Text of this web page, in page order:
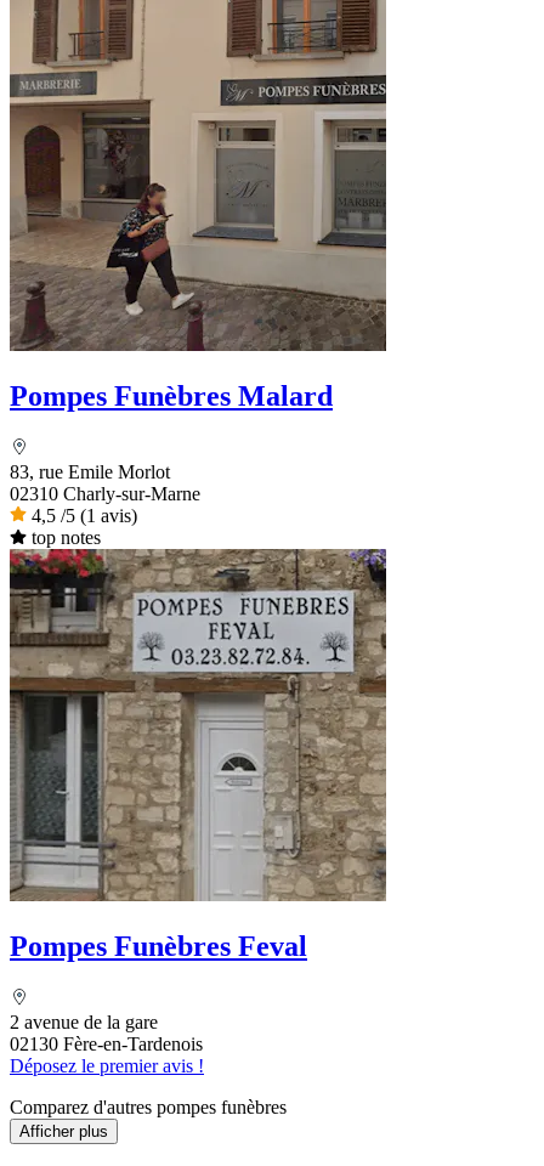
Pompes Funèbres Malard
83, rue Emile Morlot
02310 Charly-sur-Marne
4,5 /5 (1 avis)
top notes
Pompes Funèbres Feval
2 avenue de la gare
02130 Fère-en-Tardenois
Déposez le premier avis !
Comparez d'autres pompes funèbres
Afficher plus